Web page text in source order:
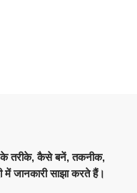
में जानकारी साझा करते हैं।